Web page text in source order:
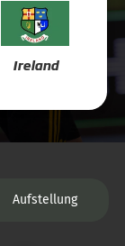
Ireland
Aufstellung